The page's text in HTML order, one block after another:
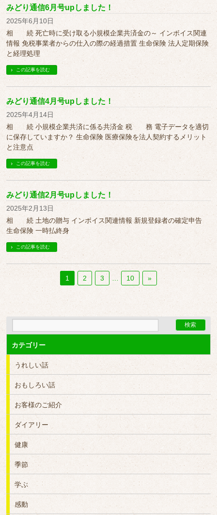
みどり通信6月号upしました！
2025年6月10日
相 続 死亡時に受け取る小規模企業共済金の～ インボイス関連
情報 免税事業者からの仕入の際の経過措置 生命保険 法人定期保険
と経理処理
この記事を読む
みどり通信4月号upしました！
2025年4月14日
相 続 小規模企業共済に係る共済金 税 務 電子データを適切
に保存していますか？ 生命保険 医療保険を法人契約するメリット
と注意点
この記事を読む
みどり通信2月号upしました！
2025年2月13日
相 続 土地の贈与 インボイス関連情報 新規登録者の確定申告
生命保険 一時払終身
この記事を読む
1 2 3 10 »
カテゴリー
うれしい話
おもしろい話
お客様のご紹介
ダイアリー
健康
季節
学ぶ
感動